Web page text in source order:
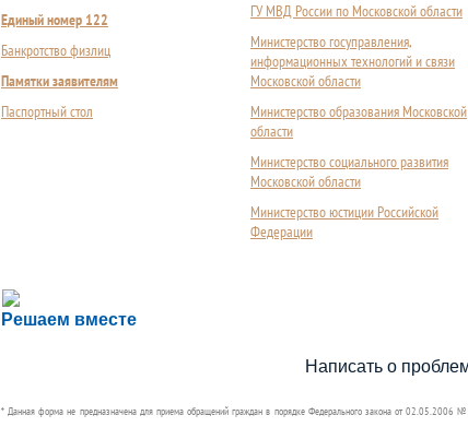
Единый номер 122
Банкротство физлиц
Памятки заявителям
Паспортный стол
ГУ МВД России по Московской области
Министерство госуправления,
информационных технологий и связи
Московской области
Министерство образования Московской
области
Министерство социального развития
Московской области
Министерство юстиции Российской
Федерации
Решаем вместе
Сложности с получением социальной выплаты или
Сообщите об этом
Написать о
* Данная форма не предназначена для приема обращений граждан в порядке Федерального закона от 02.05.2006